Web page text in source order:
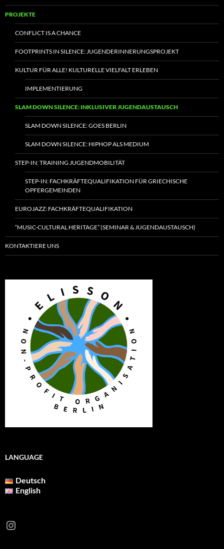
PROJEKTE
CONFLICT IS A CHANCE
FOOTPRINTS IN SILENCE: JUGENDERINNERUNGSPROJEKT
KULTUR FÜR ALLE! KULTURELLE VIELFALT ERLEBEN
IMPLEMENTIERUNG
SLAM DOWN SILENCE: INKLUSIVER JUGENDAUSTAUSCH
SLAM DOWN SILENCE: GOES BERLIN
SLAM DOWN SILENCE: HIPHOP ALS MEDIUM
STEP-IN: TRAINING JUGENDMOBILITÄT
STEP-IN: FACHKRÄFTEQUALIFIKATION FÜR GRIECHISCHE
OPFERGEMEINDEN
EUROJAZZ: FACHKRÄFTEQUALIFIKATION
“MUSIC-CULTURAL HERITAGE” (SEMINAR & JUGENDAUSTAUSCH)
KONTAKTIERE UNS
LANGUAGE
Deutsch
English
Instagram